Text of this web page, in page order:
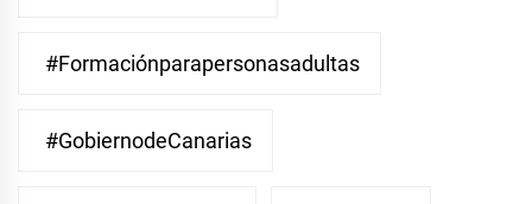
#Formaciónparapersonasadultas
#GobiernodeCanarias